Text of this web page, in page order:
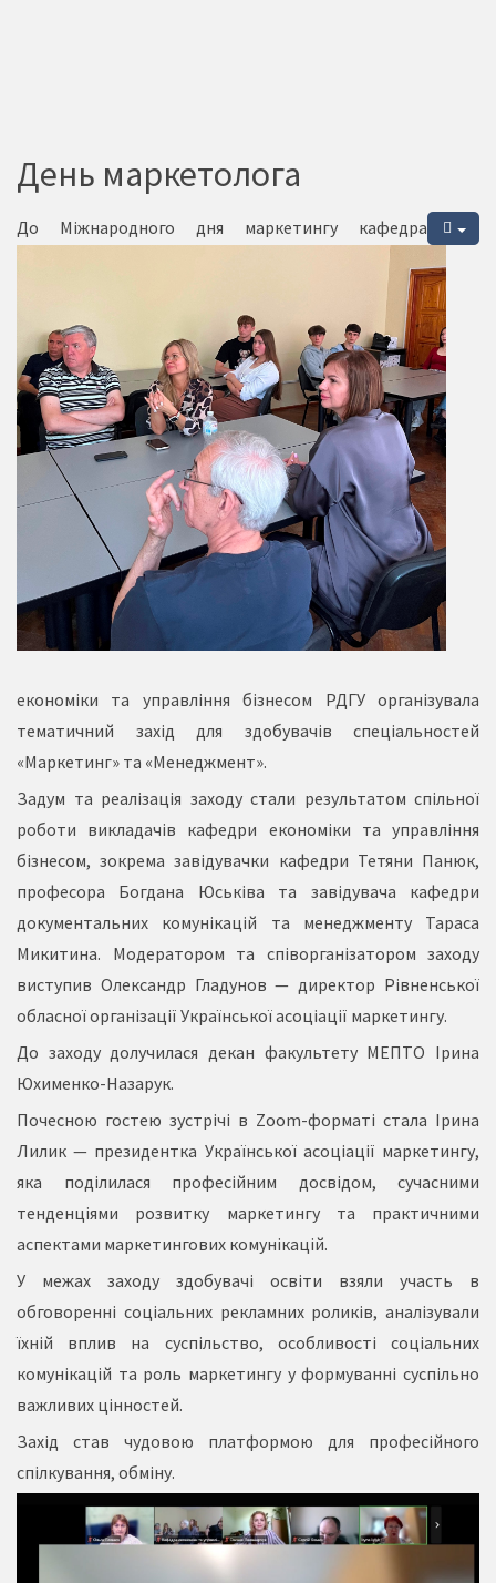
День маркетолога
До Міжнародного дня маркетингу кафедра
економіки та управління бізнесом РДГУ організувала
тематичний захід для здобувачів спеціальностей
«Маркетинг» та «Менеджмент».
Задум та реалізація заходу стали результатом спільної
роботи викладачів кафедри економіки та управління
бізнесом, зокрема завідувачки кафедри Тетяни Панюк,
професора Богдана Юськіва та завідувача кафедри
документальних комунікацій та менеджменту Тараса
Микитина. Модератором та співорганізатором заходу
виступив Олександр Гладунов — директор Рівненської
обласної організації Української асоціації маркетингу.
До заходу долучилася декан факультету МЕПТО Ірина
Юхименко-Назарук.
Почесною гостею зустрічі в Zoom-форматі стала Ірина
Лилик — президентка Української асоціації маркетингу,
яка поділилася професійним досвідом, сучасними
тенденціями розвитку маркетингу та практичними
аспектами маркетингових комунікацій.
У межах заходу здобувачі освіти взяли участь в
обговоренні соціальних рекламних роликів, аналізували
їхній вплив на суспільство, особливості соціальних
комунікацій та роль маркетингу у формуванні суспільно
важливих цінностей.
Захід став чудовою платформою для професійного
спілкування, обміну.